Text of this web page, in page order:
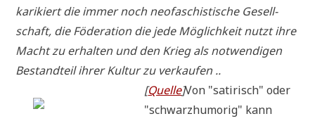
kari­kiert die immer noch neo­fa­schi­sti­sche Gesell­
schaft, die Föde­ra­ti­on die jede Mög­lich­keit nutzt ihre
Macht zu erhal­ten und den Krieg als not­wen­di­gen
Bestand­teil ihrer Kul­tur zu verkaufen ..
[Quel­le]Von "sati­risch" oder
"schwarz­hu­mo­rig" kann